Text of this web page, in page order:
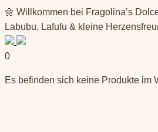
Springe
zum
Inhalt
🌼 Willkommen bei Fragolina’s
Labubu, Lafufu & kleine
0
Es befinden sich keine Produkte im